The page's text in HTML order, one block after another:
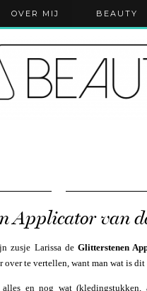
OVER MIJ BEAUTY
Applicator van
zusje Larissa de Glitterstenen
te vertellen, want man wat is
en nog wat (kledingstukken,